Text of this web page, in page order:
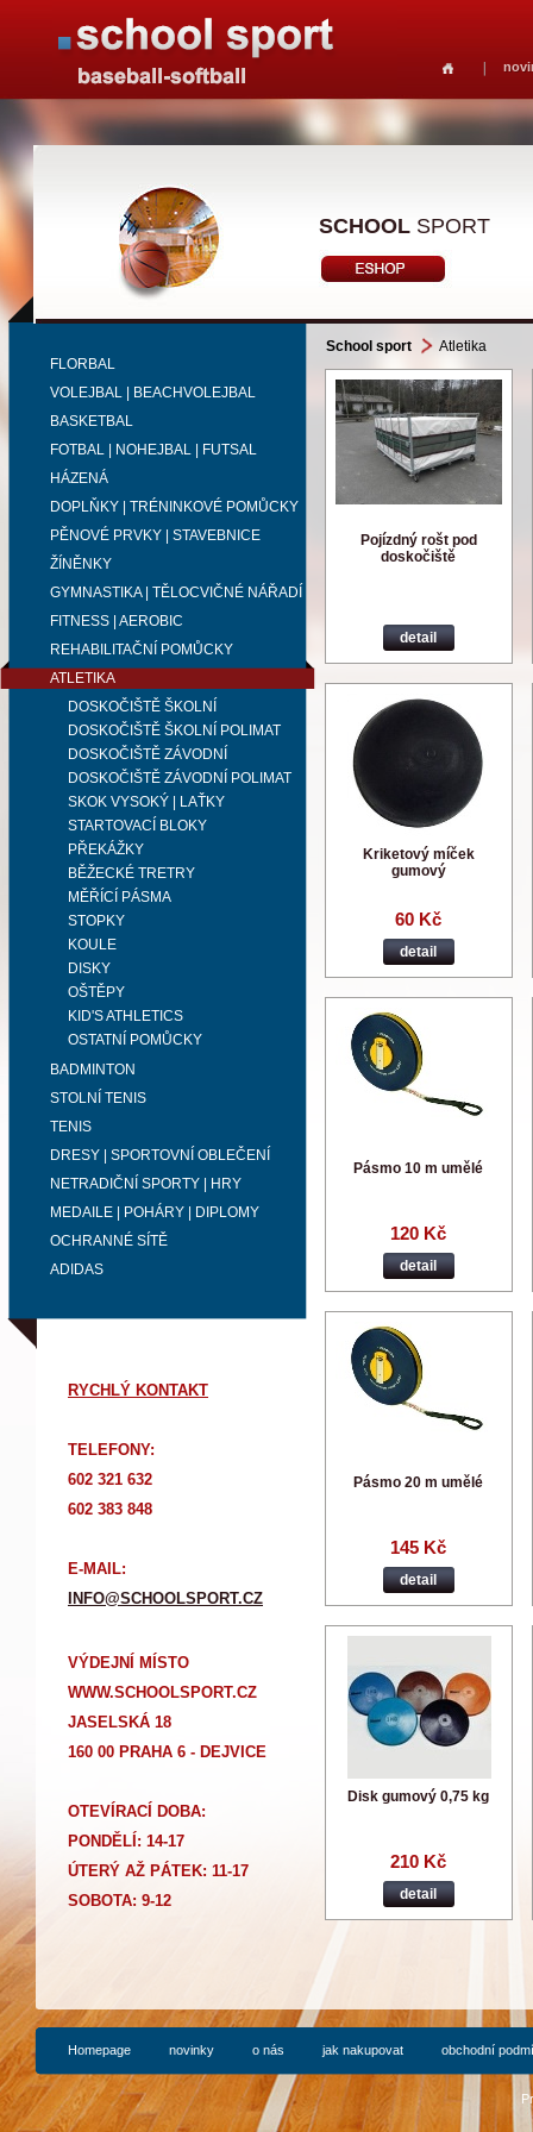
SCHOOL SPORT
FLORBAL
VOLEJBAL | BEACHVOLEJBAL
BASKETBAL
FOTBAL | NOHEJBAL | FUTSAL
HÁZENÁ
DOPLŇKY | TRÉNINKOVÉ POMŮCKY
PĚNOVÉ PRVKY | STAVEBNICE
ŽÍNĚNKY
GYMNASTIKA | TĚLOCVIČNÉ NÁŘADÍ
FITNESS | AEROBIC
REHABILITAČNÍ POMŮCKY
ATLETIKA
DOSKOČIŠTĚ ŠKOLNÍ
DOSKOČIŠTĚ ŠKOLNÍ POLIMAT
DOSKOČIŠTĚ ZÁVODNÍ
DOSKOČIŠTĚ ZÁVODNÍ POLIMAT
SKOK VYSOKÝ | LAŤKY
STARTOVACÍ BLOKY
PŘEKÁŽKY
BĚŽECKÉ TRETRY
MĚŘÍCÍ PÁSMA
STOPKY
KOULE
DISKY
OŠTĚPY
KID'S ATHLETICS
OSTATNÍ POMŮCKY
BADMINTON
STOLNÍ TENIS
TENIS
DRESY | SPORTOVNÍ OBLEČENÍ
NETRADIČNÍ SPORTY | HRY
MEDAILE | POHÁRY | DIPLOMY
OCHRANNÉ SÍTĚ
ADIDAS
RYCHLÝ KONTAKT
TELEFONY:
602 321 632
602 383 848
E-MAIL:
INFO@SCHOOLSPORT.CZ
VÝDEJNÍ MÍSTO
WWW.SCHOOLSPORT.CZ
JASELSKÁ 18
160 00 PRAHA 6 - DEJVICE
OTEVÍRACÍ DOBA:
PONDĚLÍ: 14-17
ÚTERÝ AŽ PÁTEK: 11-17
SOBOTA: 9-12
School sport Atletika
Pojízdný rošt pod
doskočiště
detail
Kriketový míček
gumový
60 Kč
detail
Pásmo 10 m umělé
120 Kč
detail
Pásmo 20 m umělé
145 Kč
detail
Disk gumový 0,75 kg
210 Kč
detail
Homepage novinky o nás jak nakupovat obchodní